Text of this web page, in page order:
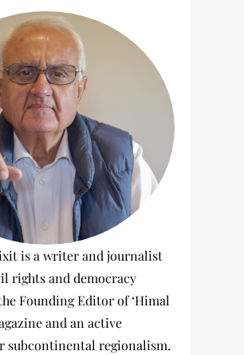
is a writer and journalist
rights and democracy
Founding Editor of ‘Himal
and an active
subcontinental regionalism.